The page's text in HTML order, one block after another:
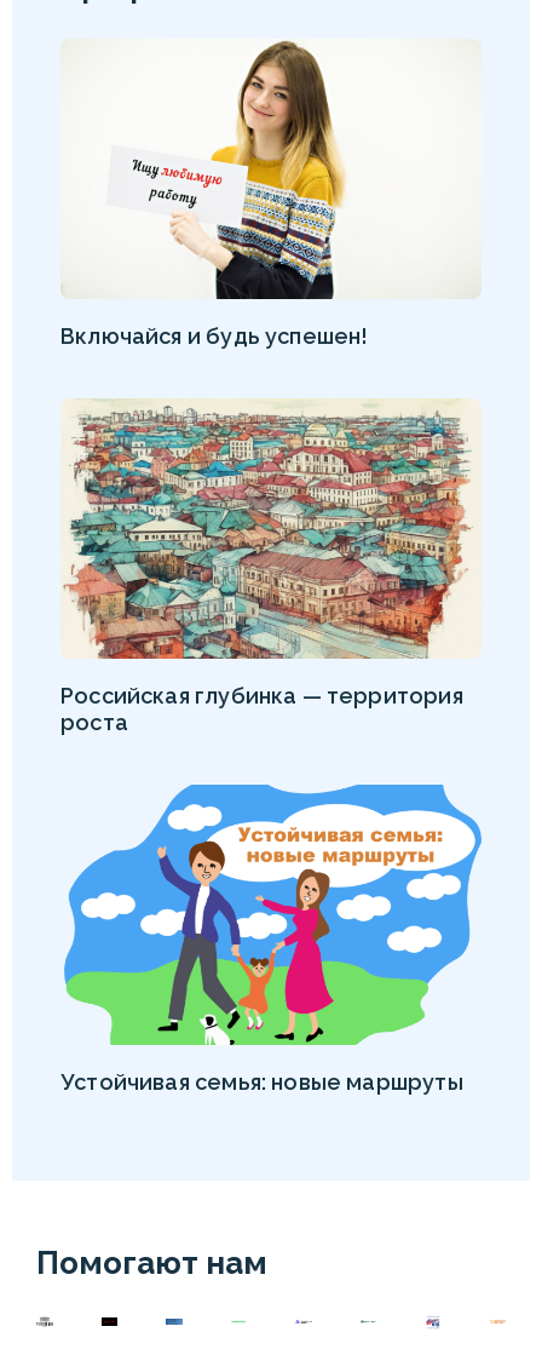
Включайся и будь успешен!
Российская глубинка — территория
роста
Устойчивая семья: новые маршруты
Помогают нам